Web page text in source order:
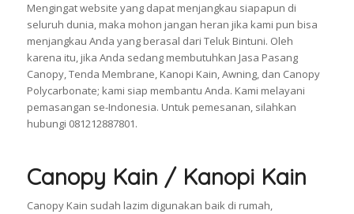
Mengingat website yang dapat menjangkau siapapun di
seluruh dunia, maka mohon jangan heran jika kami pun bisa
menjangkau Anda yang berasal dari Teluk Bintuni. Oleh
karena itu, jika Anda sedang membutuhkan Jasa Pasang
Canopy, Tenda Membrane, Kanopi Kain, Awning, dan Canopy
Polycarbonate; kami siap membantu Anda. Kami melayani
pemasangan se-Indonesia. Untuk pemesanan, silahkan
hubungi 081212887801.
Canopy Kain / Kanopi Kain
Canopy Kain sudah lazim digunakan baik di rumah,